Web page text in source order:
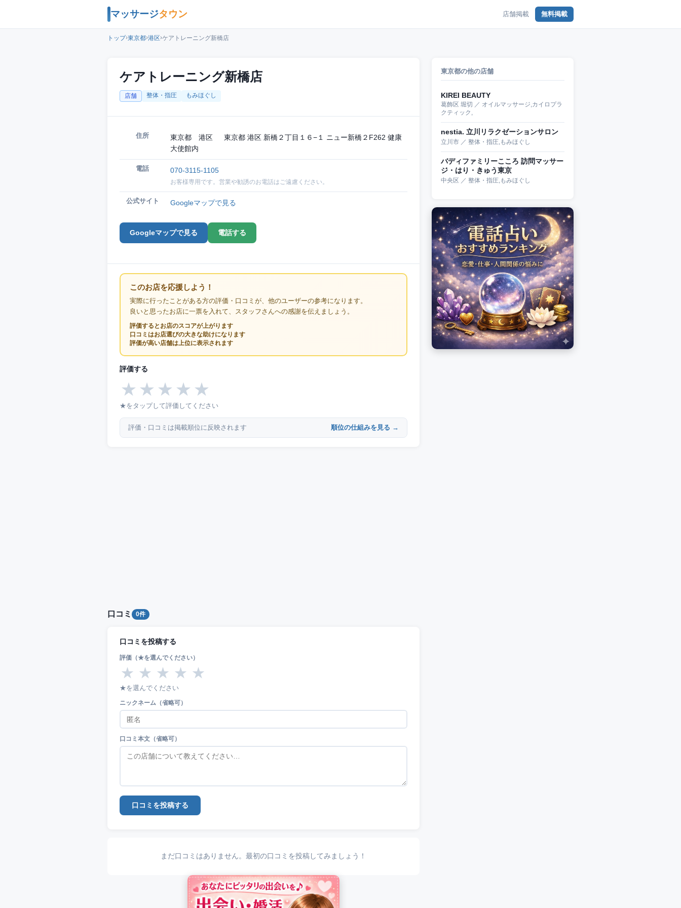
マッサージタウン 店舗掲載 無料掲載
トップ›東京都›港区›ケアトレーニング新橋店
ケアトレーニング新橋店
店舗 整体・指圧 もみほぐし
住所
東京都 港区 東京都 港区 新橋２丁目１６−１ ニュー新橋２F262 健康
大使館内
電話 070-3115-1105
お客様専用です。営業や勧誘のお電話はご遠慮ください。
公式サイト Googleマップで見る
Googleマップで見る 電話する
このお店を応援しよう！
実際に行ったことがある方の評価・口コミが、他のユーザーの参考になります。
良いと思ったお店に一票を入れて、スタッフさんへの感謝を伝えましょう。
評価するとお店のスコアが上がります
口コミはお店選びの大きな助けになります
評価が高い店舗は上位に表示されます
評価する
★ ★ ★ ★ ★
★をタップして評価してください
評価・口コミは掲載順位に反映されます 順位の仕組みを見る →
口コミ 0件
口コミを投稿する
評価（★を選んでください）
★ ★ ★ ★ ★
★を選んでください
ニックネーム（省略可）
口コミ本文（省略可）
口コミを投稿する
まだ口コミはありません。最初の口コミを投稿してみましょう！
東京都の他の店舗
KIREI BEAUTY
葛飾区 堀切 ／ オイルマッサージ,カイロプラ
クティック,
nestia. 立川リラクゼーションサロン
立川市 ／ 整体・指圧,もみほぐし
バディファミリーこころ 訪問マッサー
ジ・はり・きゅう東京
中央区 ／ 整体・指圧,もみほぐし